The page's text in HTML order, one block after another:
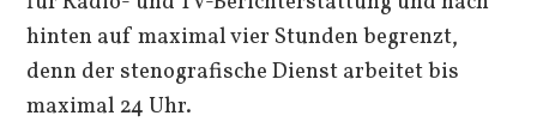
hinten auf maximal vier Stunden begrenzt,
denn der stenografische Dienst arbeitet bis
maximal 24 Uhr.